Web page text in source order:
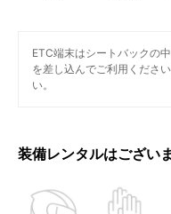
ETC端末はシートバックの
を差し込んでご利用くださ
い。
装備レンタルはござい